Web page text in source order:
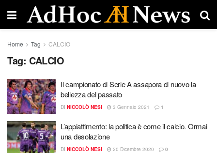
Home Tag CALCIO
Tag: CALCIO
Il campionato di Serie A assapora di nuovo la
bellezza del passato
DI NICCOLÒ NESI 3 Gennaio 2021 1
L’appiattimento: la politica è come il calcio. Ormai
una desolazione
DI NICCOLÒ NESI 20 Dicembre 2020 0